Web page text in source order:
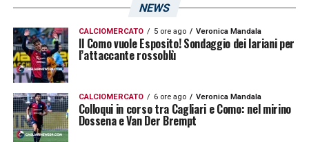
intenso, poco reattivo. E il Cagliari, già salvo,
ha dimostrato come ci si deve comportare
nello sport: massimo impegno in ogni
occasione, senza sconti. Questa sì che è
stata una bella lezione».
NEWS
CALCIOMERCATO 5 ore ago Veronica Mandala
Il Como vuole Esposito! Sondaggio dei lariani per
l’attaccante rossoblù
CALCIOMERCATO 6 ore ago Veronica Mandala
Colloqui in corso tra Cagliari e Como: nel mirino
Dossena e Van Der Brempt